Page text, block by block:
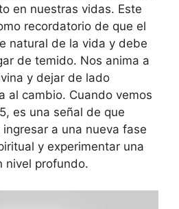
en nuestras vidas. Este
recordatorio de que el
natural de la vida y debe
de temido. Nos anima a
y dejar de lado
al cambio. Cuando vemos
es una señal de que
a una nueva fase
y experimentar una
nivel profundo.